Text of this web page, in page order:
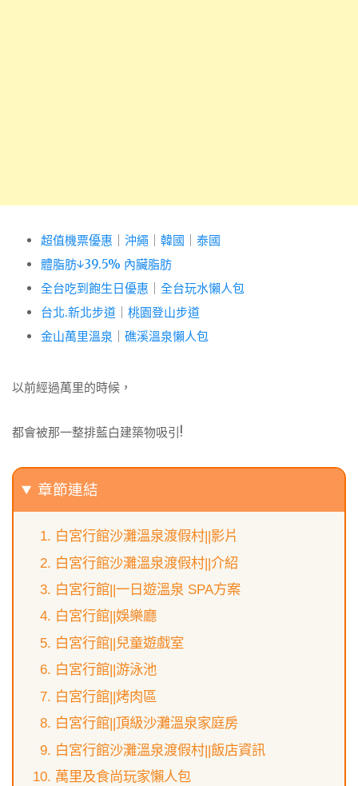
超值機票優惠 沖繩 韓國
泰國
體脂肪↓39.5% 內臟脂肪
全台吃到飽生日優惠
全台玩水懶人包
台北.新北步道
桃園登山步道
金山萬里溫泉
礁溪溫泉懶人包
以前經過萬里的時候，
都會被那一整排藍白建築物吸引!
章節連結
白宮行館沙灘溫泉渡假村||影片
白宮行館沙灘溫泉渡假村||介紹
白宮行館||一日遊溫泉 SPA方案
白宮行館||娛樂廳
白宮行館||兒童遊戲室
白宮行館||游泳池
白宮行館||烤肉區
白宮行館||頂級沙灘溫泉家庭房
白宮行館沙灘溫泉渡假村||飯店資訊
萬里及食尚玩家懶人包